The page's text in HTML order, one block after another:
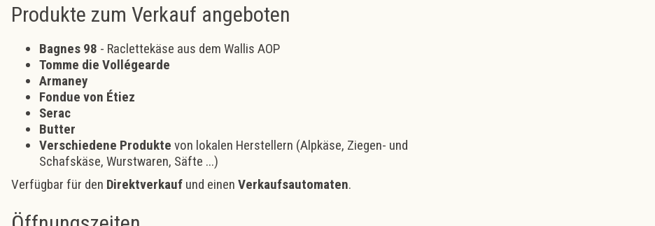
Produkte zum Verkauf angeboten
Bagnes 98 - Raclettekäse aus dem Wallis AOP
Tomme die Vollégearde
Armaney
Fondue von Étiez
Serac
Butter
Verschiedene Produkte von lokalen Herstellern (Alpkäse, Ziegen- und
Schafskäse, Wurstwaren, Säfte ...)
Verfügbar für den Direktverkauf und einen Verkaufsautomaten.